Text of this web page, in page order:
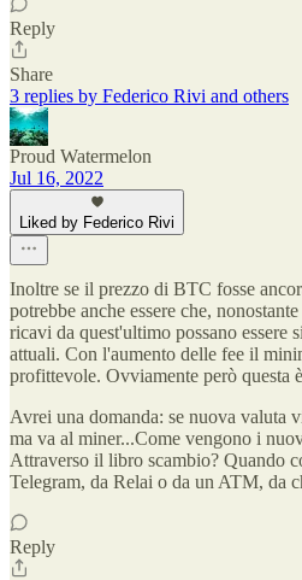
Reply
Share
3 replies by Federico Rivi and others
Proud Watermelon
Jul 16, 2022
Liked by Federico Rivi
Inoltre se il prezzo di BTC fosse
potrebbe anche essere che,
ricavi da quest'ultimo possano essere
attuali. Con l'aumento delle fee il
profittevole. Ovviamente però questa
Avrei una domanda: se nuova valuta
ma va al miner...Come vengono i
Attraverso il libro scambio? Quando
Telegram, da Relai o da un ATM, da
Reply